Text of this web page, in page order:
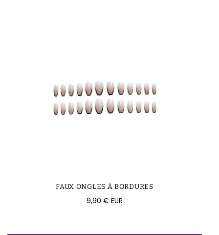
FAUX ONGLES À BORDURES
Prix
9,90 € EUR